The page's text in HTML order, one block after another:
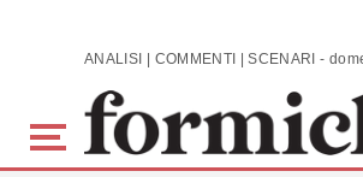
Skip to main content ANALISI |